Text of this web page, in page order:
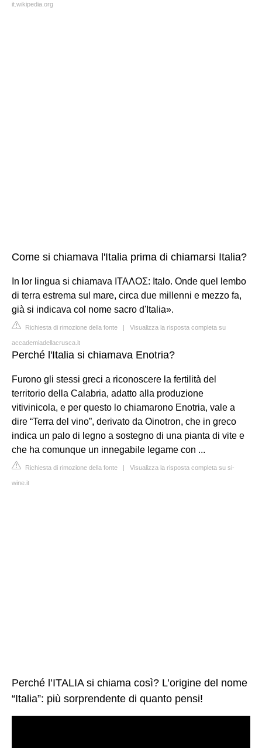
it.wikipedia.org
Come si chiamava l'Italia prima di chiamarsi Italia?
In lor lingua si chiamava ITAΛΟΣ: Italo. Onde quel lembo
di terra estrema sul mare, circa due millenni e mezzo fa,
già si indicava col nome sacro d'Italia».
Richiesta di rimozione della fonte | Visualizza la risposta completa su
accademiadellacrusca.it
Perché l'Italia si chiamava Enotria?
Furono gli stessi greci a riconoscere la fertilità del
territorio della Calabria, adatto alla produzione
vitivinicola, e per questo lo chiamarono Enotria, vale a
dire “Terra del vino”, derivato da Oinotron, che in greco
indica un palo di legno a sostegno di una pianta di vite e
che ha comunque un innegabile legame con ...
Richiesta di rimozione della fonte | Visualizza la risposta completa su si-
wine.it
Perché l’ITALIA si chiama così? L’origine del nome
“Italia”: più sorprendente di quanto pensi!